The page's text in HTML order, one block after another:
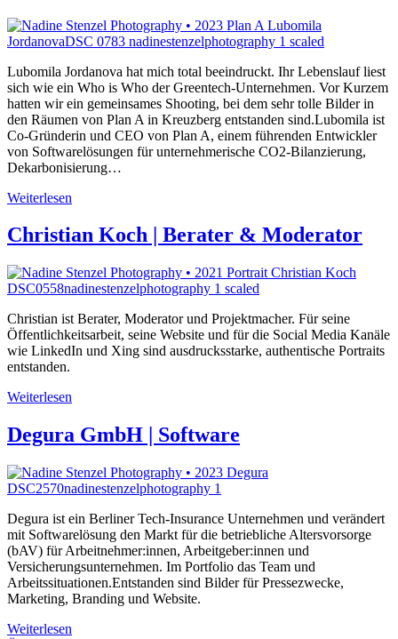
Lubomila Jordanova hat mich total beeindruckt. Ihr Lebenslauf liest
sich wie ein Who is Who der Greentech-Unternehmen. Vor Kurzem
hatten wir ein gemeinsames Shooting, bei dem sehr tolle Bilder in
den Räumen von Plan A in Kreuzberg entstanden sind.Lubomila ist
Co-Gründerin und CEO von Plan A, einem führenden Entwickler
von Softwarelösungen für unternehmerische CO2-Bilanzierung,
Dekarbonisierung…
Weiterlesen
Christian Koch | Berater & Moderator
Christian ist Berater, Moderator und Projektmacher. Für seine
Öffentlichkeitsarbeit, seine Website und für die Social Media Kanäle
wie LinkedIn und Xing sind ausdrucksstarke, authentische Portraits
entstanden.
Weiterlesen
Degura GmbH | Software
Degura ist ein Berliner Tech-Insurance Unternehmen und verändert
mit Softwarelösung den Markt für die betriebliche Altersvorsorge
(bAV) für Arbeitnehmer:innen, Arbeitgeber:innen und
Versicherungsunternehmen. Im Portfolio das Team und
Arbeitssituationen.Entstanden sind Bilder für Pressezwecke,
Marketing, Branding und Website.
Weiterlesen